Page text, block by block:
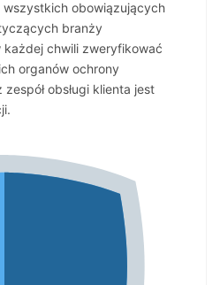
obowiązujących
branży
chwili zweryfikować
organów ochrony
obsługi klienta jest